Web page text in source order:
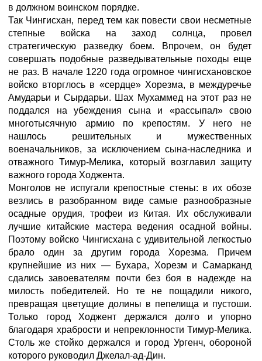
в должном воинском порядке.
Так Чингисхан, перед тем как повести свои несметные
степные войска на заход солнца, провел
стратегическую разведку боем. Впрочем, он будет
совершать подобные разведывательные походы еще
не раз. В начале 1220 года огромное чингисхановское
войско вторглось в «сердце» Хорезма, в междуречье
Амударьи и Сырдарьи. Шах Мухаммед на этот раз не
поддался на убеждения сына и «рассыпал» свою
многотысячную армию по крепостям. У него не
нашлось решительных и мужественных
военачальников, за исключением сына-наследника и
отважного Тимур-Мелика, который возглавил защиту
важного города Ходжента.
Монголов не испугали крепостные стены: в их обозе
везлись в разобранном виде самые разнообразные
осадные орудия, трофеи из Китая. Их обслуживали
лучшие китайские мастера ведения осадной войны.
Поэтому войско Чингисхана с удивительной легкостью
брало один за другим города Хорезма. Причем
крупнейшие из них — Бухара, Хорезм и Самарканд
сдались завоевателям почти без боя в надежде на
милость победителей. Но те не пощадили никого,
превращая цветущие долины в пепелища и пустоши.
Только город Ходжент держался долго и упорно
благодаря храбрости и непреклонности Тимур-Мелика.
Столь же стойко держался и город Ургенч, обороной
которого руководил Джелал-ад-Дин.